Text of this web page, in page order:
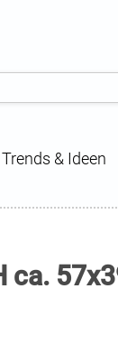
Trends & Ideen
ca.